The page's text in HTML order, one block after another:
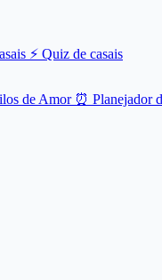
⚡ Quiz de casais
de Amor ⏰ Planejador